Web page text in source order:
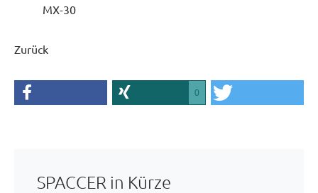
MX-30
Zurück
0
SPACCER in Kürze